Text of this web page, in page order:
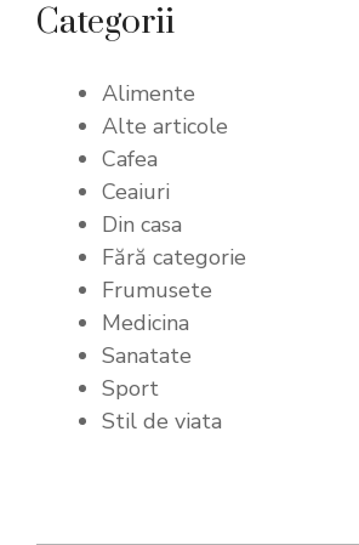
Categorii
Alimente
Alte articole
Cafea
Ceaiuri
Din casa
Fără categorie
Frumusete
Medicina
Sanatate
Sport
Stil de viata